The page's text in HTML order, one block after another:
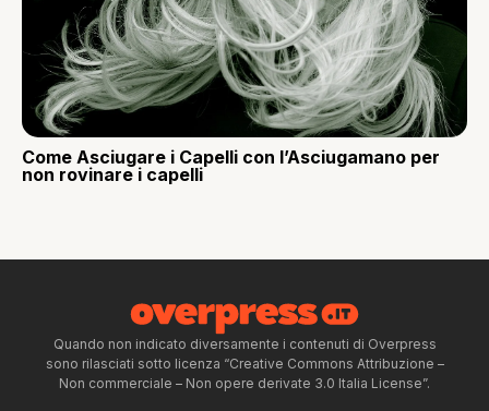
Come Asciugare i Capelli con l’Asciugamano per
non rovinare i capelli
Quando non indicato diversamente i contenuti di Overpress
sono rilasciati sotto licenza “Creative Commons Attribuzione –
Non commerciale – Non opere derivate 3.0 Italia License”.